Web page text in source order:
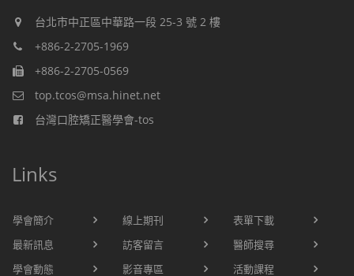
台北市中正區中華路一段 25-3 號 2 樓
+886-2-2705-1969
+886-2-2705-0569
top.tcos@msa.hinet.net
台灣口腔矯正醫學會-tos
Links
學會簡介
最新訊息
學會動態
線上期刊
訪客留言
影音專區
表單下載
醫師搜尋
活動課程